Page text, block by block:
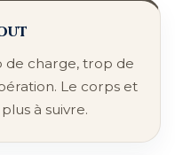
de charge, trop de
Le corps et
à suivre.